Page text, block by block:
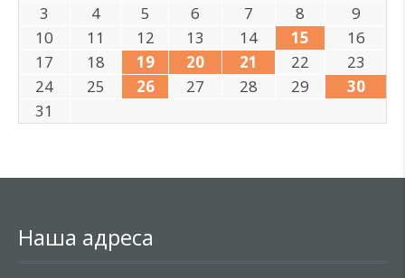
3
4 5 6 7 8
9
10
11 12 13 14 15
16
17
18 19 20 21 22
23
24
25 26 27 28 29
30
31
Наша адреса